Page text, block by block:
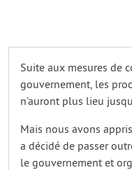
Suite aux mesures de
gouvernement, les
n’auront plus lieu
Mais nous avons
a décidé de passer
le gouvernement et